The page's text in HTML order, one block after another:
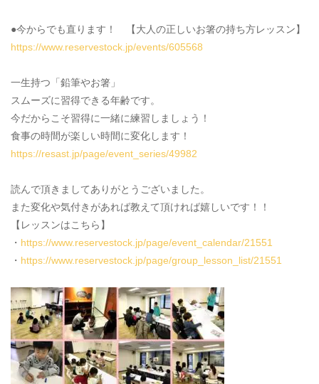
●今からでも直ります！ 【大人の正しいお箸の持ち方レッスン】
https://www.reservestock.jp/events/605568
一生持つ「鉛筆やお箸」
スムーズに習得できる年齢です。
今だからこそ習得に一緒に練習しましょう！
食事の時間が楽しい時間に変化します！
https://resast.jp/page/event_series/49982
読んで頂きましてありがとうございました。
また変化や気付きがあれば教えて頂ければ嬉しいです！！
【レッスンはこちら】
・ https://www.reservestock.jp/page/event_calendar/21551
・ https://www.reservestock.jp/page/group_lesson_list/21551